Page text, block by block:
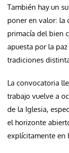
También hay un
poner en valor: la
primacía del bien
apuesta por la
tradiciones
La convocatoria
trabajo vuelve a
de la Iglesia,
el horizonte
explícitamente en